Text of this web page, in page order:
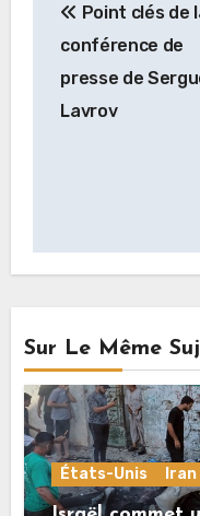
de
l’article
Point clés de
conférence de
presse de
Lavrov
Sur Le Même
États-Unis Iran